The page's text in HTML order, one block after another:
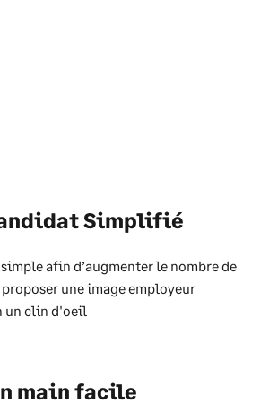
Simplifié
afin d’augmenter le nombre de
une image employeur
un clin d'oeil
main facile